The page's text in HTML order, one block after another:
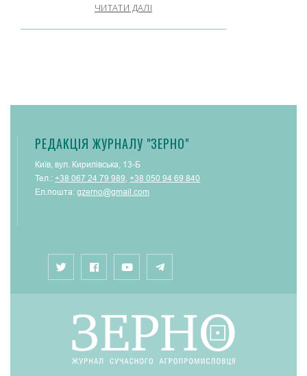
ЧИТАТИ ДАЛІ
РЕДАКЦІЯ ЖУРНАЛУ "ЗЕРНО"
Київ, вул. Кирилівська, 13-Б
Тел.: +38 067 24 79 989 +38 050 94 69 840
Ел.пошта: gzerno@gmail.com